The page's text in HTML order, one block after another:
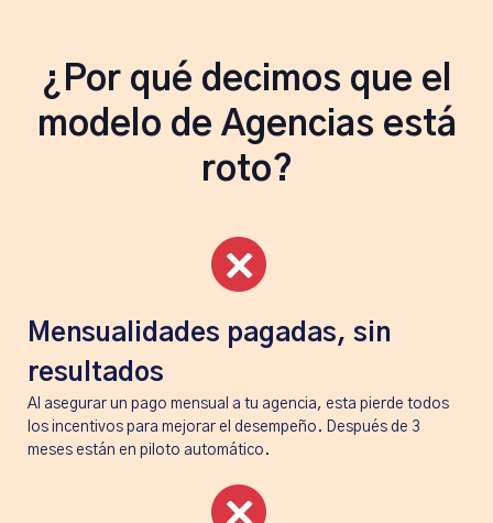
¿Por qué decimos que el
modelo de Agencias está
roto?
Mensualidades pagadas, sin
resultados
Al asegurar un pago mensual a tu agencia, esta pierde todos
los incentivos para mejorar el desempeño. Después de 3
meses están en piloto automático.